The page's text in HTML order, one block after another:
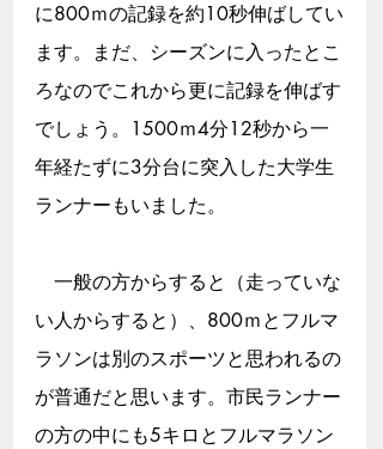
に800ｍの記録を約10秒伸ばしてい
ます。まだ、シーズンに入ったとこ
ろなのでこれから更に記録を伸ばす
でしょう。1500ｍ4分12秒から一
年経たずに3分台に突入した大学生
ランナーもいました。
一般の方からすると（走っていな
い人からすると）、800ｍとフルマ
ラソンは別のスポーツと思われるの
が普通だと思います。市民ランナー
の方の中にも5キロとフルマラソン